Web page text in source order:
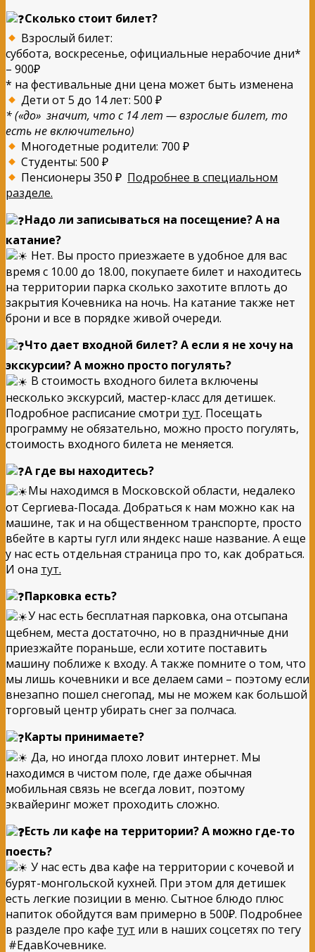
Сколько стоит билет?
Взрослый билет:
суббота, воскресенье, официальные нерабочие дни*
– 900₽
* на фестивальные дни цена может быть изменена
Дети от 5 до 14 лет: 500 ₽
* («до» значит, что с 14 лет — взрослые билет, то
есть не включительно)
Многодетные родители: 700 ₽
Студенты: 500 ₽
Пенсионеры 350 ₽ Подробнее в специальном
разделе.
Надо ли записываться на посещение? А на
катание?
Нет. Вы просто приезжаете в удобное для вас
время с 10.00 до 18.00, покупаете билет и находитесь
на территории парка сколько захотите вплоть до
закрытия Кочевника на ночь. На катание также нет
брони и все в порядке живой очереди.
Что дает входной билет? А если я не хочу на
экскурсии? А можно просто погулять?
В стоимость входного билета включены
несколько экскурсий, мастер-класс для детишек.
Подробное расписание смотри тут. Посещать
программу не обязательно, можно просто погулять,
стоимость входного билета не меняется.
А где вы находитесь?
Мы находимся в Московской области, недалеко
от Сергиева-Посада. Добраться к нам можно как на
машине, так и на общественном транспорте, просто
вбейте в карты гугл или яндекс наше название. А еще
у нас есть отдельная страница про то, как добраться.
И она тут.
Парковка есть?
У нас есть бесплатная парковка, она отсыпана
щебнем, места достаточно, но в праздничные дни
приезжайте пораньше, если хотите поставить
машину поближе к входу. А также помните о том, что
мы лишь кочевники и все делаем сами – поэтому если
внезапно пошел снегопад, мы не можем как большой
торговый центр убирать снег за полчаса.
Карты принимаете?
Да, но иногда плохо ловит интернет. Мы
находимся в чистом поле, где даже обычная
мобильная связь не всегда ловит, поэтому
эквайеринг может проходить сложно.
Есть ли кафе на территории? А можно где-то
поесть?
У нас есть два кафе на территории с кочевой и
бурят-монгольской кухней. При этом для детишек
есть легкие позиции в меню. Сытное блюдо плюс
напиток обойдутся вам примерно в 500₽. Подробнее
в разделе про кафе тут или в наших соцсетях по тегу
#ЕдавКочевнике.